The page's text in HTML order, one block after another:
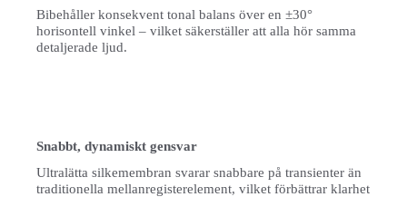
Bibehåller konsekvent tonal balans över en ±30°
horisontell vinkel – vilket säkerställer att alla hör samma
detaljerade ljud.
Snabbt, dynamiskt gensvar
Ultralätta silkemembran svarar snabbare på transienter än
traditionella mellanregisterelement, vilket förbättrar klarhet